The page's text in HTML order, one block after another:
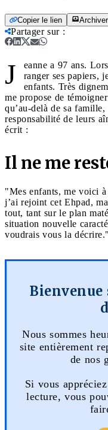
Copier le lien
Partager sur:
J
eanne a 97 ans.
ranger ses papiers,
enfants. Très
me propose de
qu’au-delà de sa
responsabilité de leurs
écrit :
Il ne me
"Mes enfants, me voici
j’ai rejoint cet Ehpad,
tout, tant sur le plan
situation nouvelle
voudrais vous la décrire."
Bienvenue
Nous sommes
site entièrement
de nos
Si vous
lecture, vous